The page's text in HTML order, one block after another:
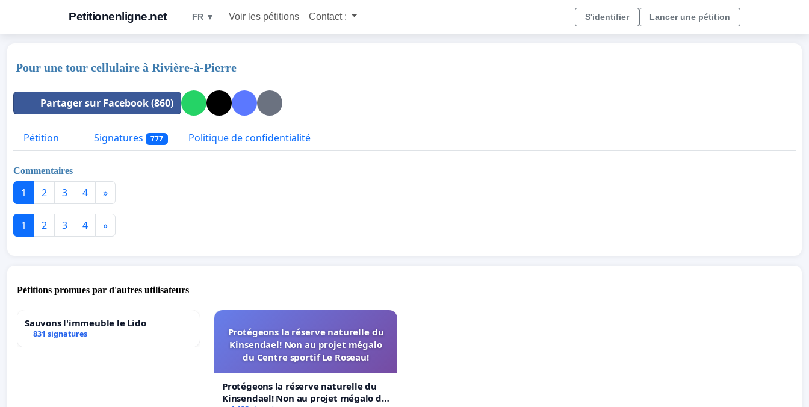
Petitionenligne.net FR ▼ Voir les pétitions Contact : S'identifier Lancer une pétition
Pour une tour cellulaire à Rivière-à-Pierre
Partager sur Facebook (860)
Pétition Signatures 777 Politique de confidentialité
Commentaires
1 2 3 4 »
1 2 3 4 »
Pétitions promues par d'autres utilisateurs
Sauvons l'immeuble le Lido
831 signatures
Protégeons la réserve naturelle du
Kinsendael! Non au projet mégalo
du Centre sportif Le Roseau!
Protégeons la réserve naturelle du
Kinsendael! Non au projet mégalo du